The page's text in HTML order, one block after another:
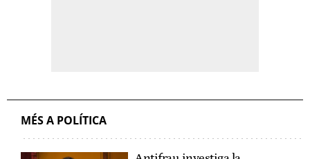
MÉS A POLÍTICA